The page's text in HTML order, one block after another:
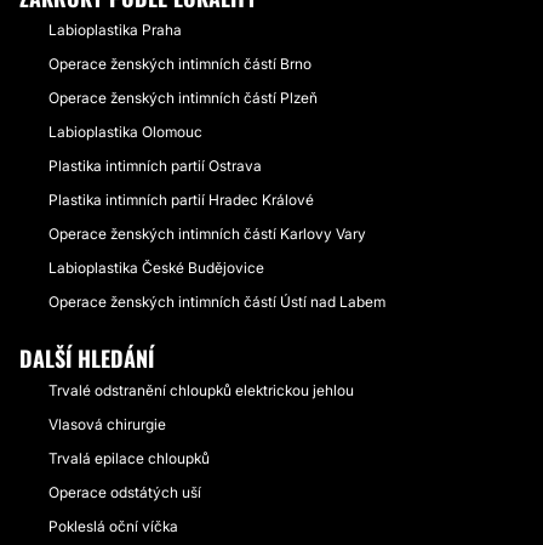
Labioplastika Praha
Operace ženských intimních částí Brno
Operace ženských intimních částí Plzeň
Labioplastika Olomouc
Plastika intimních partií Ostrava
Plastika intimních partií Hradec Králové
Operace ženských intimních částí Karlovy Vary
Labioplastika České Budějovice
Operace ženských intimních částí Ústí nad Labem
DALŠÍ HLEDÁNÍ
Trvalé odstranění chloupků elektrickou jehlou
Vlasová chirurgie
Trvalá epilace chloupků
Operace odstátých uší
Pokleslá oční víčka